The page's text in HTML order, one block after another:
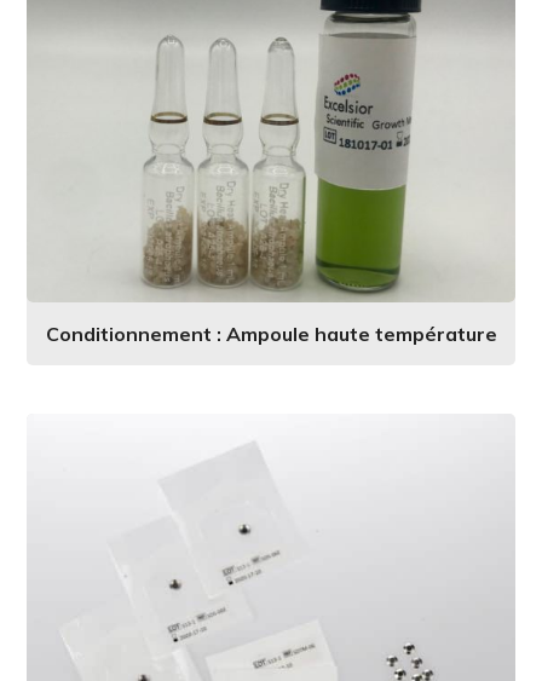
Conditionnement : Ampoule haute température